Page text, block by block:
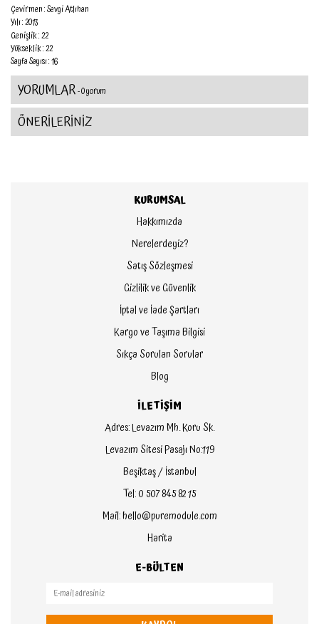
Çevirmen : Sevgi Atlıhan
Yılı : 2013
Genişlik : 22
Yükseklik : 22
Sayfa Sayısı : 16
YORUMLAR- 0 yorum
ÖNERİLERİNİZ
KURUMSAL
Hakkımızda
Nerelerdeyiz?
Satış Sözleşmesi
Gizlilik ve Güvenlik
İptal ve İade Şartları
Kargo ve Taşıma Bilgisi
Sıkça Sorulan Sorular
Blog
İLETİŞİM
Adres: Levazım Mh. Koru Sk.
Levazım Sitesi Pasajı No:119
Beşiktaş / İstanbul
Tel: 0 507 845 82 15
Mail: hello@puremodule.com
Harita
E-BÜLTEN